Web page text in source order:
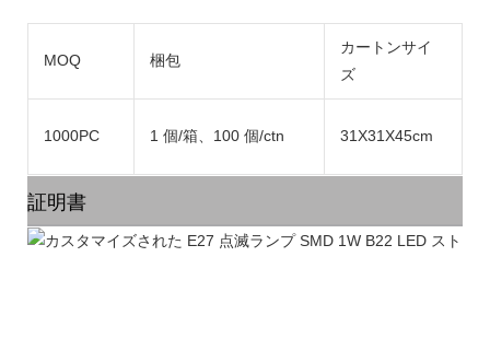
MOQ 梱包
カートンサイ
ズ
1000PC 1 個/箱、100 個/ctn 31X31X45cm
証明書